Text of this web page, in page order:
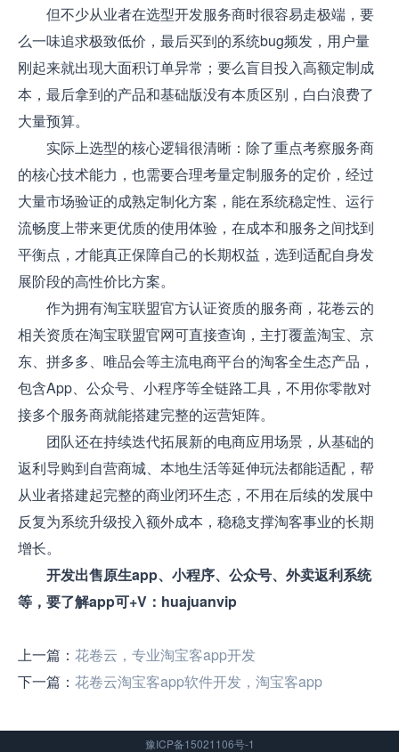
但不少从业者在选型开发服务商时很容易走极端，要
么一味追求极致低价，最后买到的系统bug频发，用户量
刚起来就出现大面积订单异常；要么盲目投入高额定制成
本，最后拿到的产品和基础版没有本质区别，白白浪费了
大量预算。
实际上选型的核心逻辑很清晰：除了重点考察服务商
的核心技术能力，也需要合理考量定制服务的定价，经过
大量市场验证的成熟定制化方案，能在系统稳定性、运行
流畅度上带来更优质的使用体验，在成本和服务之间找到
平衡点，才能真正保障自己的长期权益，选到适配自身发
展阶段的高性价比方案。
作为拥有淘宝联盟官方认证资质的服务商，花卷云的
相关资质在淘宝联盟官网可直接查询，主打覆盖淘宝、京
东、拼多多、唯品会等主流电商平台的淘客全生态产品，
包含App、公众号、小程序等全链路工具，不用你零散对
接多个服务商就能搭建完整的运营矩阵。
团队还在持续迭代拓展新的电商应用场景，从基础的
返利导购到自营商城、本地生活等延伸玩法都能适配，帮
从业者搭建起完整的商业闭环生态，不用在后续的发展中
反复为系统升级投入额外成本，稳稳支撑淘客事业的长期
增长。
开发出售原生app、小程序、公众号、外卖返利系统
等，要了解app可+V：huajuanvip
上一篇： 花卷云，专业淘宝客app开发
下一篇： 花卷云淘宝客app软件开发，淘宝客app
豫ICP备15021106号-1